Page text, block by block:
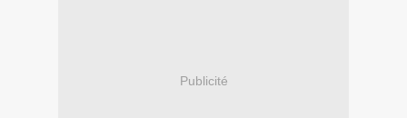
Publicité